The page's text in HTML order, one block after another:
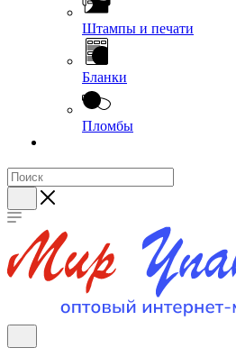
Штампы и печати
Бланки
Пломбы